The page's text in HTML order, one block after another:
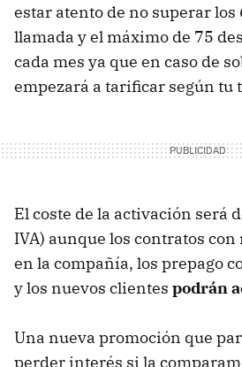
estar atento de no superar
llamada y el máximo de 75
cada mes ya que en caso de
empezará a tarificar según tu
El coste de la activación será
IVA) aunque los contratos con
en la compañía, los prepago
y los nuevos clientes podrán
Una nueva promoción que
perder interés si la